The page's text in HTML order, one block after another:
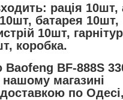
рація 10шт,
батарея 10шт,
10шт,
коробка.
Baofeng BF-888S
магазині
по